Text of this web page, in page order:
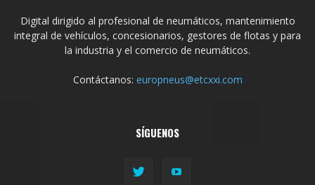
Digital dirigido al profesional de neumáticos, mantenimiento
integral de vehículos, concesionarios, gestores de flotas y para
la industria y el comercio de neumáticos.
Contáctanos: europneus@etcxxi.com
SÍGUENOS